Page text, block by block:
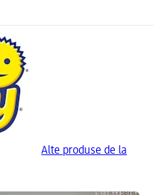
Alte produse de la